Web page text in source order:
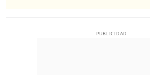
PUBLICIDAD